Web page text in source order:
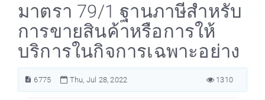
มาตรา 79/1 ฐานภาษีสำหรับ
การขายสินค้าหรือการให้
บริการในกิจการเฉพาะอย่าง
6775 Thu, Jul 28, 2022 1310